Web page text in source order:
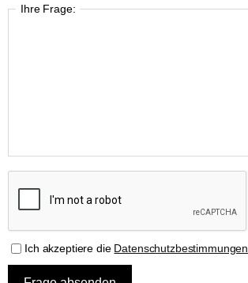
Ihre Frage:
Ich akzeptiere die Datenschutzbestimmungen